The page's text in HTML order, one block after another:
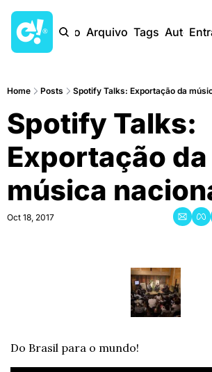
Início Arquivo Tags Autores
Home Posts Spotify Talks: Exportação da
Spotify Talks:
Exportação da
música
Oct 18, 2017
Do Brasil para o mundo!